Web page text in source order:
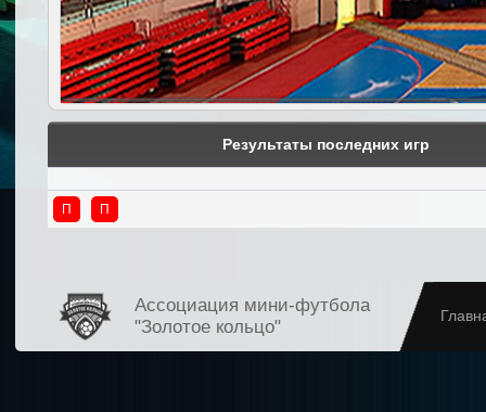
Результаты последних игр
П П
Ассоциация мини-футбола
"Золотое кольцо"